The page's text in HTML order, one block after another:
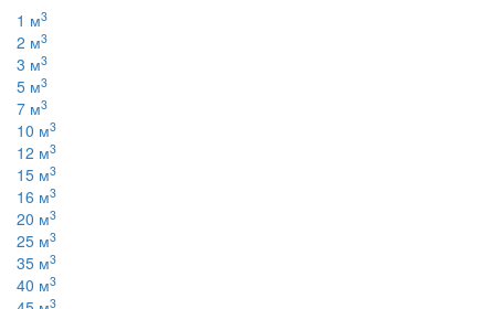
1 м3
2 м3
3 м3
5 м3
7 м3
10 м3
12 м3
15 м3
16 м3
20 м3
25 м3
35 м3
40 м3
3